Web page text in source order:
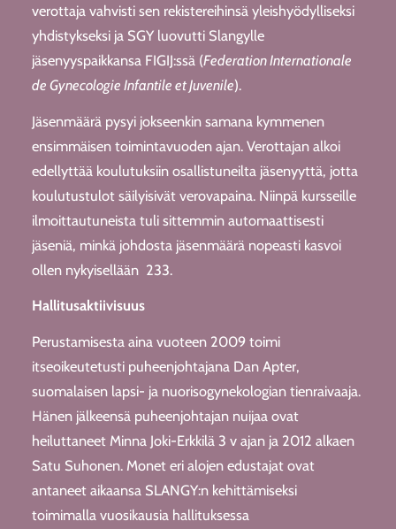
verottaja vahvisti sen rekistereihinsä yleishyödylliseksi
yhdistykseksi ja SGY luovutti Slangylle
jäsenyyspaikkansa FIGIJ:ssä (Federation Internationale
de Gynecologie Infantile et Juvenile).
Jäsenmäärä pysyi jokseenkin samana kymmenen
ensimmäisen toimintavuoden ajan. Verottajan alkoi
edellyttää koulutuksiin osallistuneilta jäsenyyttä, jotta
koulutustulot säilyisivät verovapaina. Niinpä kursseille
ilmoittautuneista tuli sittemmin automaattisesti
jäseniä, minkä johdosta jäsenmäärä nopeasti kasvoi
ollen nykyisellään 233.
Hallitusaktiivisuus
Perustamisesta aina vuoteen 2009 toimi
itseoikeutetusti puheenjohtajana Dan Apter,
suomalaisen lapsi- ja nuorisogynekologian tienraivaaja.
Hänen jälkeensä puheenjohtajan nuijaa ovat
heiluttaneet Minna Joki-Erkkilä 3 v ajan ja 2012 alkaen
Satu Suhonen. Monet eri alojen edustajat ovat
antaneet aikaansa SLANGY:n kehittämiseksi
toimimalla vuosikausia hallituksessa